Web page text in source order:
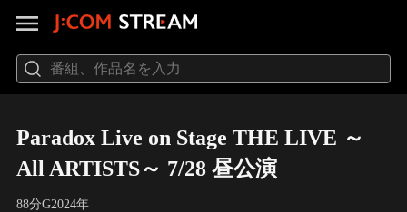
Paradox Live on Stage THE LIVE ～
All ARTISTS～ 7/28 昼公演
88分G2024年